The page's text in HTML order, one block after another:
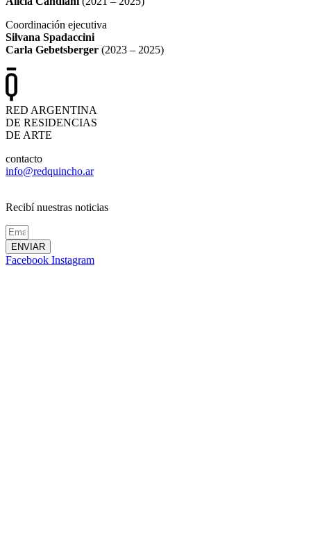
Coordinación ejecutiva
Silvana Spadaccini
Carla Gebetsberger (2023 – 2025)
RED ARGENTINA
DE RESIDENCIAS
DE ARTE
contacto
info@redquincho.ar
Recibí nuestras noticias
ENVIAR
Facebook Instagram